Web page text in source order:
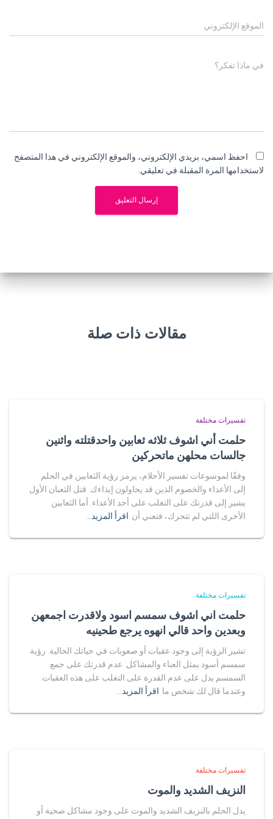
الموقع الإلكتروني
في ماذا تفكر؟
احفظ اسمي، بريدي الإلكتروني، والموقع الإلكتروني في هذا المتصفح
لاستخدامها المرة المقبلة في تعليقي.
مقالات ذات صلة
تفسيرات مختلفة
حلمت أني اشوف ثلاثه ثعابين واحدقتلته واثنين
جالسات محلهن ماتحركين
وفقًا لموسوعات تفسير الأحلام، يرمز رؤية الثعابين في الحلم
إلى الأعداء والخصوم الذين قد يحاولون إيذاءك. قتل الثعبان الأول
يشير إلى قدرتك على التغلب على أحد الأعداء. أما الثعابين
الأخرى اللتي لم تتحرك، فتعني أن اقرأ المزيد…
تفسيرات مختلفة
حلمت اني اشوف سمسم اسود ولاقدرت اجمعهن
وبعدين واحد قالي انهوه يرجع طحينيه
تشير الرؤية إلى وجود عقبات أو صعوبات في حياتك الحالية. رؤية
سمسم أسود يمثل العناء والمشاكل. عدم قدرتك على جمع
السمسم يدل على عدم القدرة على التغلب على هذه العقبات.
وعندما قال لك شخص ما اقرأ المزيد…
تفسيرات مختلفة
النزيف الشديد والموت
يدل الحلم بالنزيف الشديد والموت على وجود مشاكل صحية أو